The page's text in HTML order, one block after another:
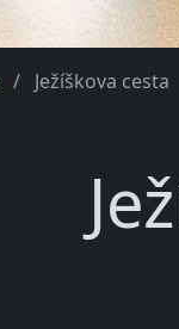
Ježíškova cesta